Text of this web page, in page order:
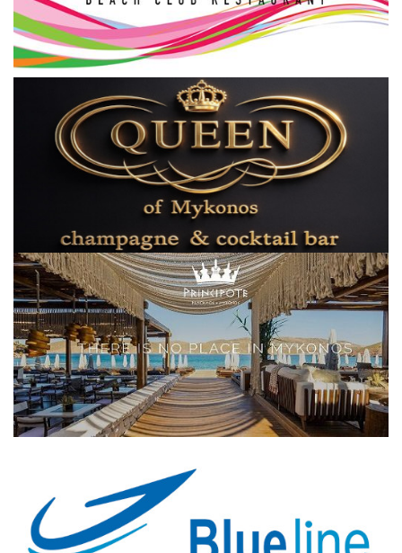
L’Art des Sens
Local Elections 2023
All News
Γλώσσα
Ελληνικά English